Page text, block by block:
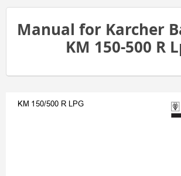
Manual for Karcher
KM 150-500 R
KM 150/500 R LPG